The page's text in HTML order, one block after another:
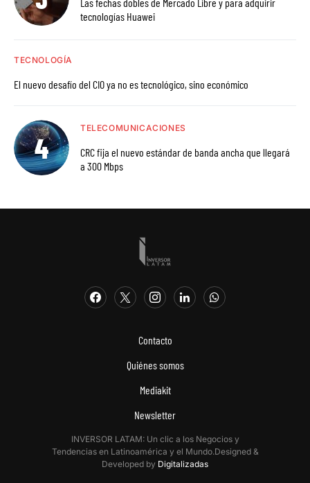
Las fechas dobles de Mercado Libre y para adquirir
tecnologías Huawei
TECNOLOGÍA
El nuevo desafío del CIO ya no es tecnológico, sino económico
TELECOMUNICACIONES
CRC fija el nuevo estándar de banda ancha que llegará
a 300 Mbps
Contacto
Quiénes somos
Mediakit
Newsletter
INVERSOR LATAM: Un clic a los Negocios y
Tendencias en Latinoamérica y el Mundo.Designed &
Developed by Digitalizadas